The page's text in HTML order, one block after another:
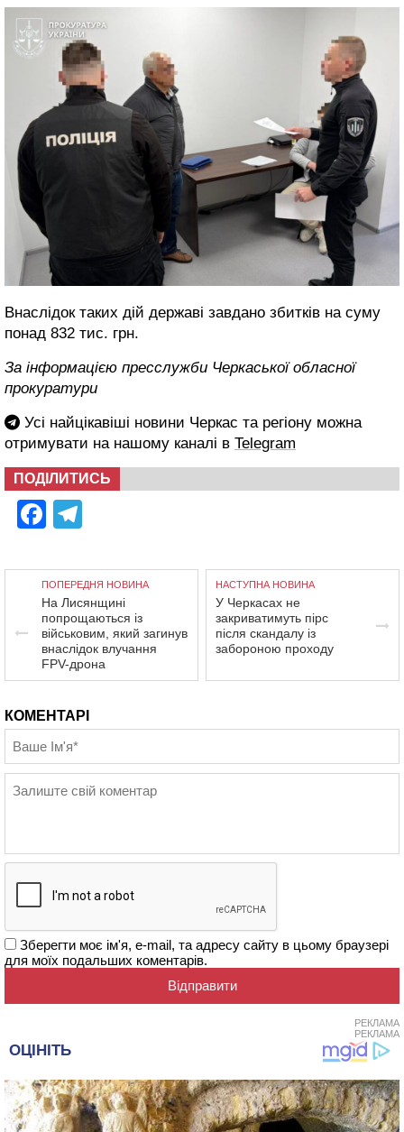
Внаслідок таких дій державі завдано збитків на суму
понад 832 тис. грн.
За інформацією пресслужби Черкаської обласної
прокуратури
Усі найцікавіші новини Черкас та регіону можна
отримувати на нашому каналі в Telegram
ПОДІЛИТИСЬ
Facebook
ПОПЕРЕДНЯ НОВИНА
На Лисянщині
попрощаються із
військовим, який загинув
внаслідок влучання
FPV-дрона
НАСТУПНА НОВИНА
У Черкасах не
закриватимуть пірс
після скандалу із
забороною проходу
КОМЕНТАРІ
Зберегти моє ім'я, e-mail, та адресу сайту в цьому браузері
для моїх подальших коментарів.
РЕКЛАМА
РЕКЛАМА